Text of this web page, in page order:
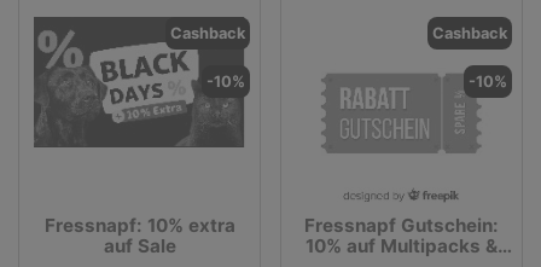
Cashback
-10%
Fressnapf: 10% extra
auf Sale
Cashback
-10%
Fressnapf Gutschein:
10% auf Multipacks &